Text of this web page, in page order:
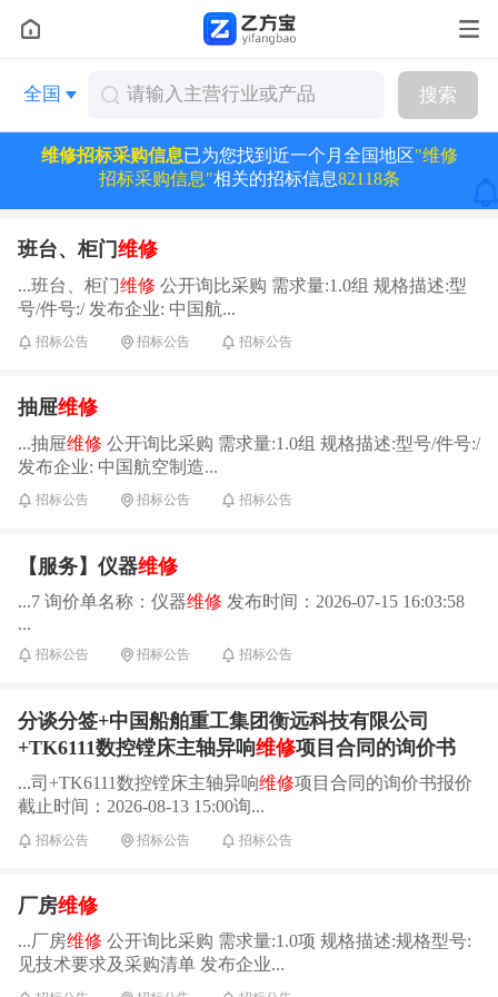
全国 搜索
维修招标采购信息已为您找到近一个月全国地区"维修
招标采购信息"相关的招标信息82118条
班台、柜门维修
...班台、柜门维修 公开询比采购 需求量:1.0组 规格描述:型
号/件号:/ 发布企业: 中国航...
招标公告 招标公告 招标公告
抽屉维修
...抽屉维修 公开询比采购 需求量:1.0组 规格描述:型号/件号:/
发布企业: 中国航空制造...
招标公告 招标公告 招标公告
【服务】仪器维修
...7 询价单名称：仪器维修 发布时间：2026-07-15 16:03:58
...
招标公告 招标公告 招标公告
分谈分签+中国船舶重工集团衡远科技有限公司
+TK6111数控镗床主轴异响维修项目合同的询价书
...司+TK6111数控镗床主轴异响维修项目合同的询价书报价
截止时间：2026-08-13 15:00询...
招标公告 招标公告 招标公告
厂房维修
...厂房维修 公开询比采购 需求量:1.0项 规格描述:规格型号:
见技术要求及采购清单 发布企业...